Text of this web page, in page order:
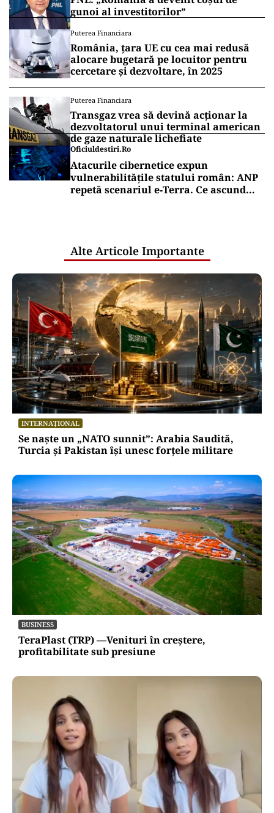
Vrei să fii mereu la curent cu toate știrile? Urmărește
Puterea.ro și pe canalul de WhatsApp
POLITICĂ
Eugen Tomac cere comasarea a peste
1.500 de primării și reorganizarea
județelor: „Nu mai putem funcționa”
POLITICĂ
Alin Tișe atacă frontal conducerea
PNL: „România a devenit coșul de
gunoi al investitorilor”
cercetare și dezvoltare, în 2025
Puterea Financiara
Transgaz vrea să devină acționar la
dezvoltatorul unui terminal american
de gaze naturale lichefiate
Oficiuldestiri.ro
Atacurile cibernetice expun
vulnerabilitățile statului român: ANP
repetă scenariul e‑Terra. Ce ascund
comunicările oficiale și cine răspunde
pentru mentenanța IT a instituțiilor
publice
Alte Articole Importante
INTERNAȚIONAL
Se naște un „NATO sunnit”: Arabia Saudită,
Turcia și Pakistan își unesc forțele militare
BUSINESS